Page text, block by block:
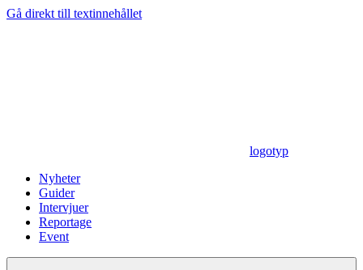
Gå direkt till textinnehållet
logotyp
Nyheter
Guider
Intervjuer
Reportage
Event